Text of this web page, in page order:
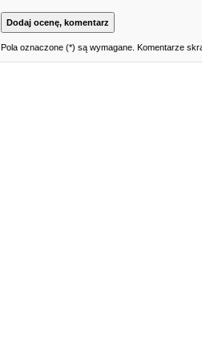
Pola oznaczone (*) są wymagane. Komentarze